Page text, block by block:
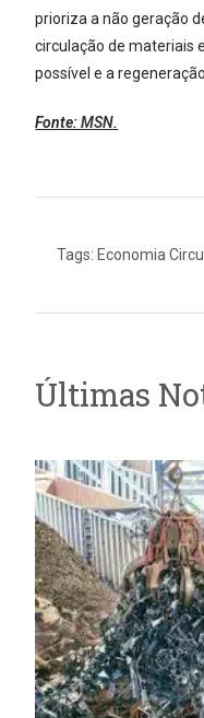
prioriza a não geração
circulação de materiais
possível e a
Fonte:MSN.
Tags: Economia
Últimas